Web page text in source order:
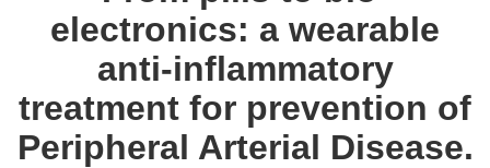
electronics: a wearable
anti-inflammatory
treatment for prevention of
Peripheral Arterial Disease.